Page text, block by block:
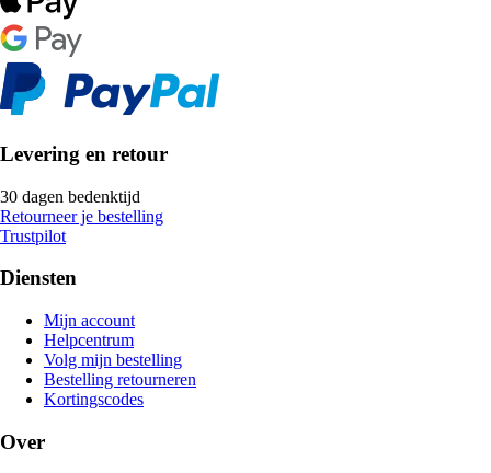
Levering en retour
30 dagen bedenktijd
Retourneer je bestelling
Trustpilot
Diensten
Mijn account
Helpcentrum
Volg mijn bestelling
Bestelling retourneren
Kortingscodes
Over